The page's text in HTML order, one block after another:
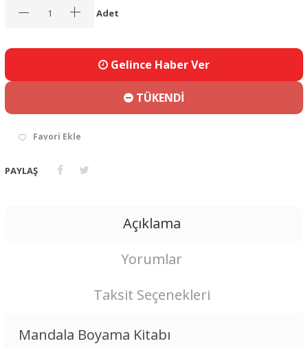
Adet
Gelince Haber Ver
TÜKENDİ
Favori Ekle
PAYLAŞ
Açıklama
Yorumlar
Taksit Seçenekleri
Mandala Boyama Kitabı